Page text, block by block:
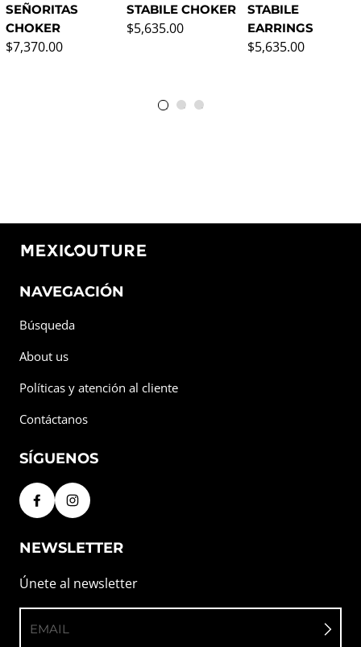
SEÑORITAS
CHOKER
Precio normal
$7,370.00
STABILE CHOKER
Precio normal
$5,635.00
STABILE
EARRINGS
Precio normal
$5,635.00
NAVEGACIÓN
Búsqueda
About us
Políticas y atención al cliente
Contáctanos
SÍGUENOS
NEWSLETTER
Únete al newsletter
EMAIL